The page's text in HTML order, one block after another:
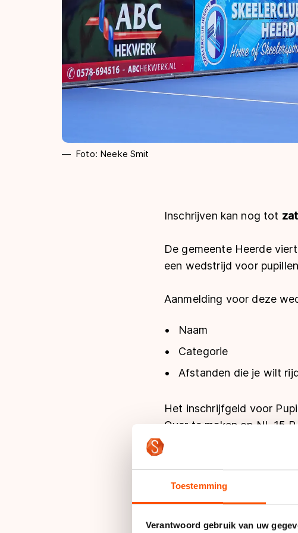
Toestemming
Verantwoord gebruik van uw
Foto: Neeke Smit
Inschrijven kan nog tot
De gemeente Heerde
een wedstrijd voor
Aanmelding voor deze
Naam
Categorie
Afstanden die je wilt
Het inschrijfgeld voor
Over te maken op NL 15
announcement hieronder.